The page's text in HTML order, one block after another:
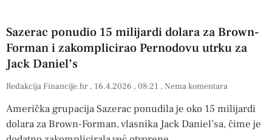
Sazerac ponudio 15 milijardi dolara za Brown-
Forman i zakomplicirao Pernodovu utrku za
Jack Daniel’s
Redakcija Financije.hr 16.4.2026 08:21 Nema komentara
Američka grupacija Sazerac ponudila je oko 15 milijardi
dolara za Brown-Forman, vlasnika Jack Daniel’sa, čime je